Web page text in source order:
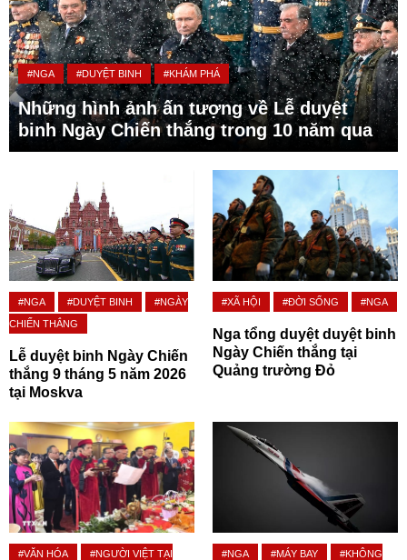
#NGA #DUYỆT BINH #KHÁM PHÁ
Những hình ảnh ấn tượng về Lễ duyệt
binh Ngày Chiến thắng trong 10 năm qua
#NGA #DUYỆT BINH
#NGÀY
CHIẾN THẮNG
Lễ duyệt binh Ngày Chiến
thắng 9 tháng 5 năm 2026
tại Moskva
#XÃ HỘI #ĐỜI SỐNG #NGA
Nga tổng duyệt duyệt binh
Ngày Chiến thắng tại
Quảng trường Đỏ
#VĂN HÓA
#NGƯỜI VIỆT TẠI
#NGA #MÁY BAY
#KHÔNG